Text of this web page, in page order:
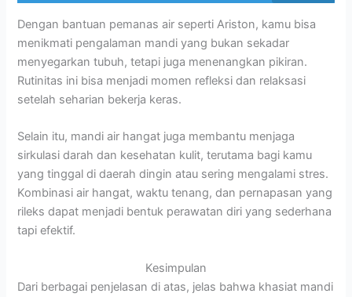
Dengan bantuan pemanas air seperti Ariston, kamu bisa
menikmati pengalaman mandi yang bukan sekadar
menyegarkan tubuh, tetapi juga menenangkan pikiran.
Rutinitas ini bisa menjadi momen refleksi dan relaksasi
setelah seharian bekerja keras.
Selain itu, mandi air hangat juga membantu menjaga
sirkulasi darah dan kesehatan kulit, terutama bagi kamu
yang tinggal di daerah dingin atau sering mengalami stres.
Kombinasi air hangat, waktu tenang, dan pernapasan yang
rileks dapat menjadi bentuk perawatan diri yang sederhana
tapi efektif.
Kesimpulan
Dari berbagai penjelasan di atas, jelas bahwa khasiat mandi